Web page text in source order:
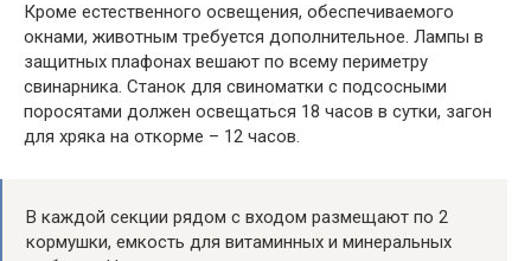
Кроме естественного освещения, обеспечиваемого
окнами, животным требуется дополнительное. Лампы в
защитных плафонах вешают по всему периметру
свинарника. Станок для свиноматки с подсосными
поросятами должен освещаться 18 часов в сутки, загон
для хряка на откорме – 12 часов.
В каждой секции рядом с входом размещают по 2
кормушки, емкость для витаминных и минеральных